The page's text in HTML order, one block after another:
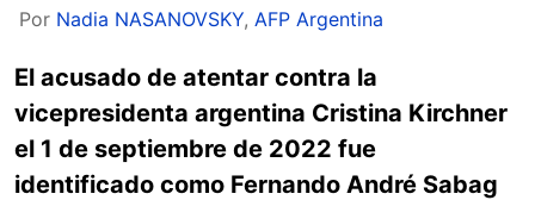
Por Nadia NASANOVSKY, AFP Argentina
El acusado de atentar contra la
vicepresidenta argentina Cristina Kirchner
el 1 de septiembre de 2022 fue
identificado como Fernando André Sabag